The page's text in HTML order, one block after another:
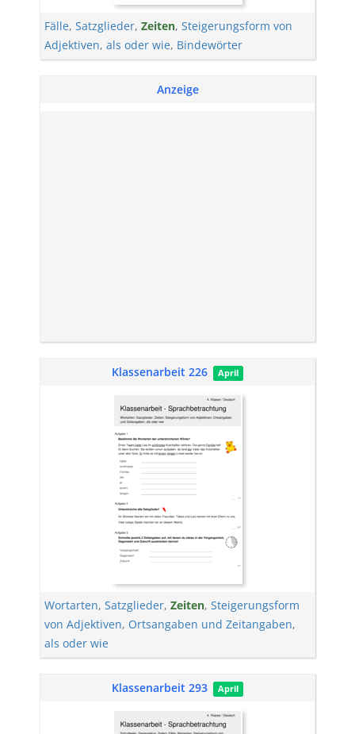
Fälle, Satzglieder, Zeiten, Steigerungsform von
Adjektiven, als oder wie, Bindewörter
Anzeige
Klassenarbeit 226 April
Wortarten, Satzglieder, Zeiten, Steigerungsform
von Adjektiven, Ortsangaben und Zeitangaben,
als oder wie
Klassenarbeit 293 April